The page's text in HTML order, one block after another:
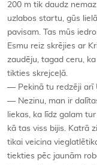
200 m tik daudz
uzlabos startu, gūs
pavisam. Tas mūs
Esmu reiz skrējies ar
zaudēju, tagad ceru,
tikties skrejceļā.
— Pekinā tu redzēji arī
— Nezinu, man ir
liekas, ka līdz galam
kā tas viss bijis. Katrā
tikai veicina
tiekties pēc jaunām